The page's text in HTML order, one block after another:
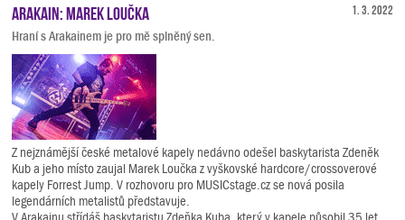
1. 3. 2022
Arakain: Marek Loučka
Hraní s Arakainem je pro mě splněný sen.
Z nejznámější české metalové kapely nedávno odešel baskytarista Zdeněk
Kub a jeho místo zaujal Marek Loučka z vyškovské hardcore/crossoverové
kapely Forrest Jump. V rozhovoru pro MUSICstage.cz se nová posila
legendárních metalistů představuje.
V Arakainu střídáš baskytaristu Zdeňka Kuba, který v kapele působil 35 let.